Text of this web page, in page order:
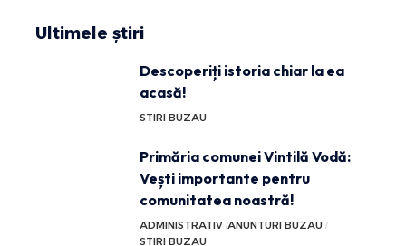
Ultimele știri
Descoperiți istoria chiar la ea
acasă!
STIRI BUZAU
Primăria comunei Vintilă Vodă:
Vești importante pentru
comunitatea noastră!
ADMINISTRATIV ANUNTURI BUZAU
STIRI BUZAU